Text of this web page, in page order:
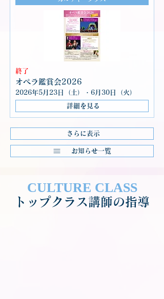
終了
オペラ鑑賞会2026
2026年5月23日（土）・6月30日（火）
詳細を見る
さらに表示
お知らせ一覧
CULTURE CLASS
トップクラス講師の指導